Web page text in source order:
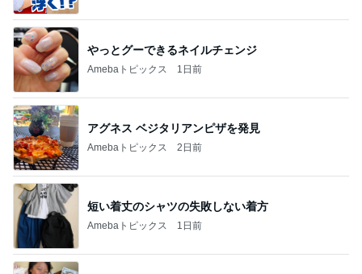
やっとグーできるネイルチェンジ
Amebaトピックス 1日前
アグネス ベジタリアンピザを発見
Amebaトピックス 2日前
短い着丈のシャツの失敗しない着方
Amebaトピックス 1日前